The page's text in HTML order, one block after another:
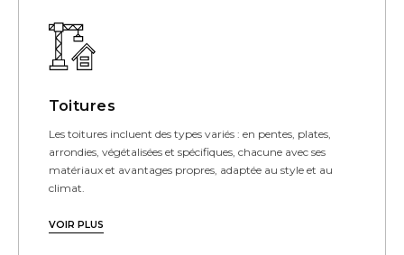
Toitures
Les toitures incluent des types variés : en pentes, plates,
arrondies, végétalisées et spécifiques, chacune avec ses
matériaux et avantages propres, adaptée au style et au
climat.
VOIR PLUS